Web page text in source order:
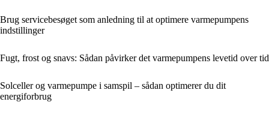
Brug servicebesøget som anledning til at optimere varmepumpens
indstillinger
Fugt, frost og snavs: Sådan påvirker det varmepumpens levetid over tid
Solceller og varmepumpe i samspil – sådan optimerer du dit
energiforbrug